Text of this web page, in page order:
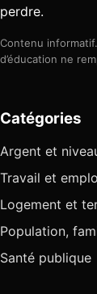
perdre.
Contenu
d’éducation ne
Catégories
Argent et
Travail et
Logement et
Population,
Santé publique